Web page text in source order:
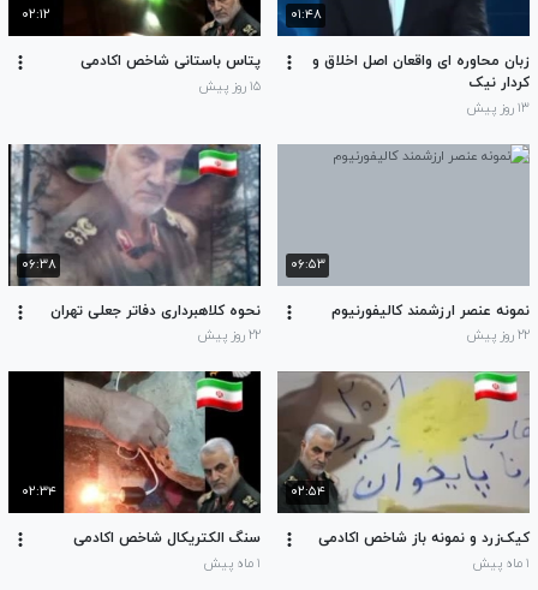
۰۱:۴۸
زبان محاوره ای واقعان اصل اخلاق و
کردار نیک
۱۳ روز پیش
۰۲:۱۲
پتاس باستانی شاخص اکادمی
۱۵ روز پیش
۰۶:۵۳
نمونه عنصر ارزشمند کالیفورنیوم
۲۲ روز پیش
۰۶:۳۸
نحوه کلاهبرداری دفاتر جعلی تهران
۲۲ روز پیش
۰۲:۵۴
کیک‌زرد و نمونه باز شاخص اکادمی
۱ ماه پیش
۰۲:۳۴
سنگ الکتریکال شاخص اکادمی
۱ ماه پیش